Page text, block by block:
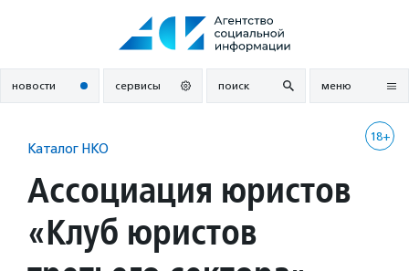
новости сервисы поиск меню
18+
Каталог НКО
Ассоциация юристов
«Клуб юристов